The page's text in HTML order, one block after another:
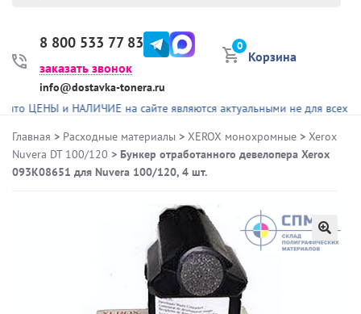
8 800 533 77 83
заказать звонок
info@dostavka-tonera.ru
0
Корзина
и НАЛИЧИЕ на сайте являются актуальными не для всех
Главная > Расходные материалы > XEROX монохромные > Xerox
Nuvera DT 100/120 > Бункер отработанного девелопера Xerox
093K08651 для Nuvera 100/120, 4 шт.
🔍